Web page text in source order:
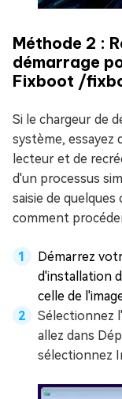
Méthode 2 :
démarrage
Fixboot /
Si le chargeur de
système, essayez
lecteur et de
d'un processus
saisie de quelques
comment
Démarrez
d'installation
celle de
Sélectionnez
allez dans
sélectionnez